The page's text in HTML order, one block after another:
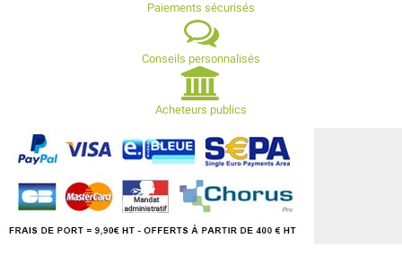
Paiements sécurisés
Conseils personnalisés
Acheteurs publics